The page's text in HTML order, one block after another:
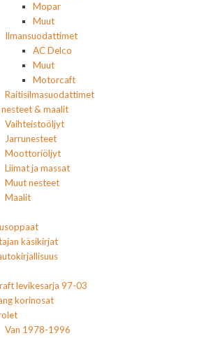
Mopar
Muut
Ilmansuodattimet
AC Delco
Muut
Motorcaft
Raitisilmasuodattimet
& maalit
Vaihteistoöljyt
Jarrunesteet
Moottoriöljyt
Liimat ja massat
Muut nesteet
Maalit
käsikirjat
levikesarja 97-03
korinosat
Van 1978-1996